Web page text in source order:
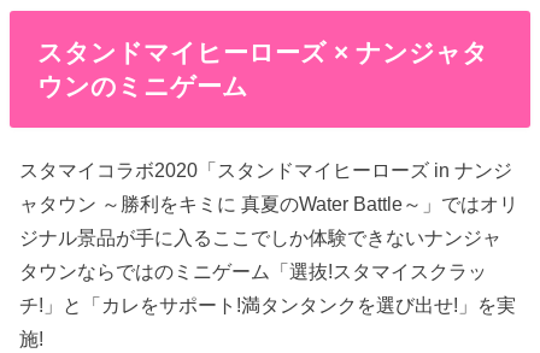
スタンドマイヒーローズ × ナンジャタ
ウンのミニゲーム
スタマイコラボ2020「スタンドマイヒーローズ in ナンジ
ャタウン ～勝利をキミに 真夏のWater Battle～」ではオリ
ジナル景品が手に入るここでしか体験できないナンジャ
タウンならではのミニゲーム「選抜!スタマイスクラッ
チ!」と「カレをサポート!満タンタンクを選び出せ!」を実
施!